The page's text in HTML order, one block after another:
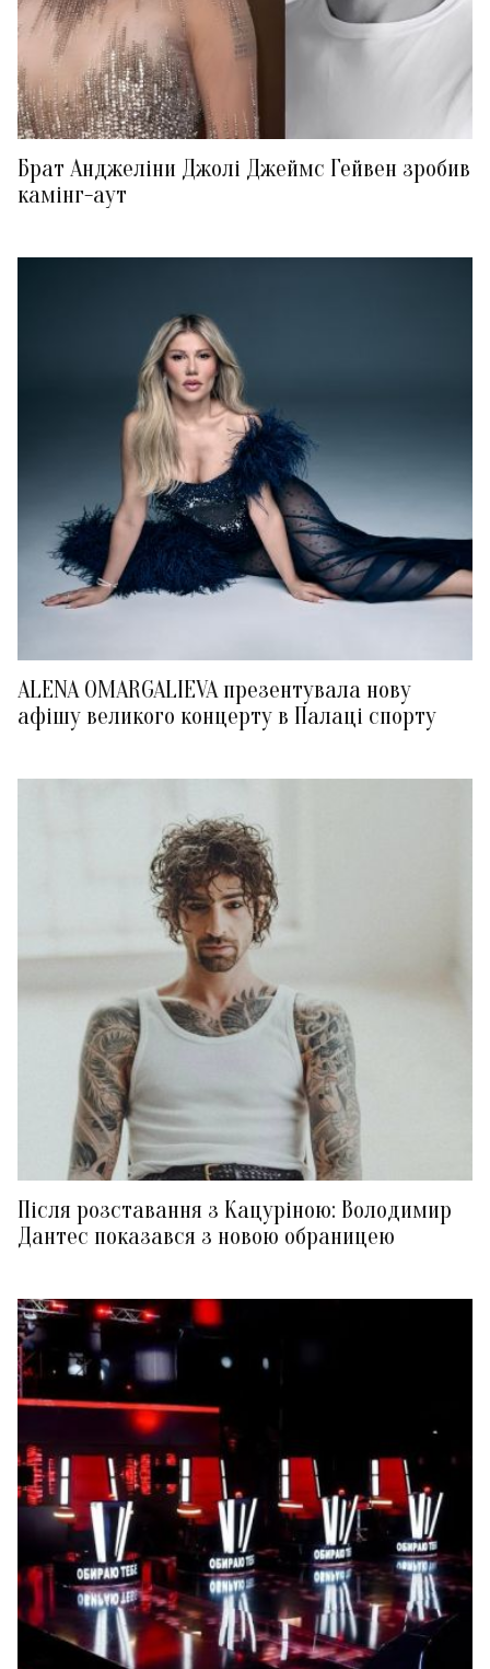
Брат Анджеліни Джолі Джеймс Гейвен зробив
камінг-аут
ALENA OMARGALIEVA презентувала нову
афішу великого концерту в Палаці спорту
Після розставання з Кацуріною: Володимир
Дантес показався з новою обраницею